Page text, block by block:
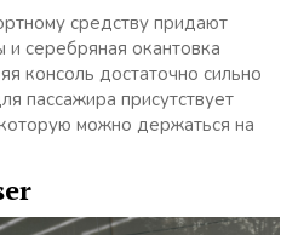
средству придают
серебряная окантовка
консоль достаточно сильно
пассажира присутствует
можно держаться на